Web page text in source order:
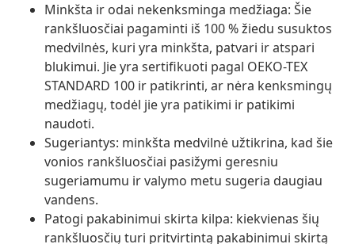
Minkšta ir odai nekenksminga medžiaga: Šie
rankšluosčiai pagaminti iš 100 % žiedu susuktos
medvilnės, kuri yra minkšta, patvari ir atspari
blukimui. Jie yra sertifikuoti pagal OEKO-TEX
STANDARD 100 ir patikrinti, ar nėra kenksmingų
medžiagų, todėl jie yra patikimi ir patikimi
naudoti.
Sugeriantys: minkšta medvilnė užtikrina, kad šie
vonios rankšluosčiai pasižymi geresniu
sugeriamumu ir valymo metu sugeria daugiau
vandens.
Patogi pakabinimui skirta kilpa: kiekvienas šių
rankšluosčių turi pritvirtintą pakabinimui skirtą